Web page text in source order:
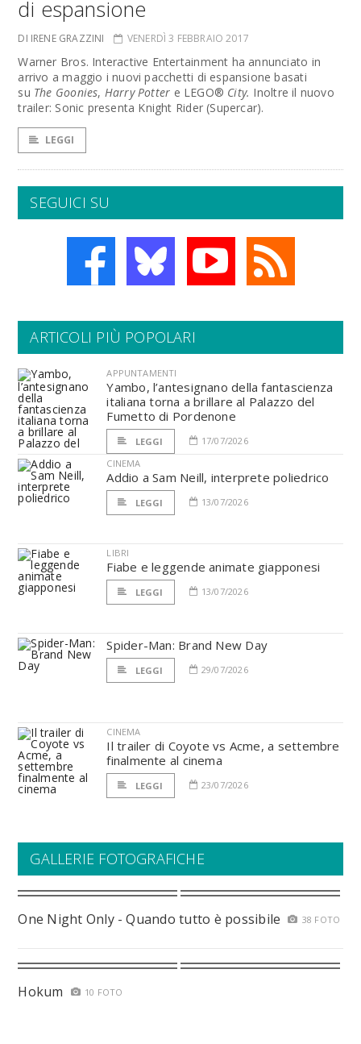
di espansione
DI IRENE GRAZZINI VENERDÌ 3 FEBBRAIO 2017
Warner Bros. Interactive Entertainment ha annunciato in
arrivo a maggio i nuovi pacchetti di espansione basati
su The Goonies, Harry Potter e LEGO® City. Inoltre il nuovo
trailer: Sonic presenta Knight Rider (Supercar).
LEGGI
SEGUICI SU
ARTICOLI PIÙ POPOLARI
APPUNTAMENTI
Yambo, l’antesignano della fantascienza
italiana torna a brillare al Palazzo del
Fumetto di Pordenone
LEGGI
17/07/2026
CINEMA
Addio a Sam Neill, interprete poliedrico
LEGGI 13/07/2026
LIBRI
Fiabe e leggende animate giapponesi
LEGGI 13/07/2026
Spider-Man: Brand New Day
LEGGI 29/07/2026
CINEMA
Il trailer di Coyote vs Acme, a settembre
finalmente al cinema
LEGGI 23/07/2026
GALLERIE FOTOGRAFICHE
One Night Only - Quando tutto è possibile 38 FOTO
Hokum 10 FOTO